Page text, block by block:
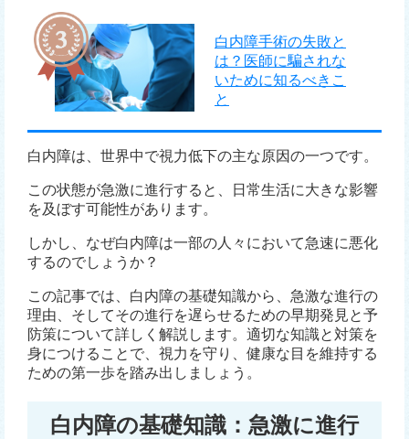
白内障手術の失敗と
は？医師に騙されな
いために知るべきこ
と
白内障は、世界中で視力低下の主な原因の一つです。
この状態が急激に進行すると、日常生活に大きな影響
を及ぼす可能性があります。
しかし、なぜ白内障は一部の人々において急速に悪化
するのでしょうか？
この記事では、白内障の基礎知識から、急激な進行の
理由、そしてその進行を遅らせるための早期発見と予
防策について詳しく解説します。適切な知識と対策を
身につけることで、視力を守り、健康な目を維持する
ための第一歩を踏み出しましょう。
白内障の基礎知識：急激に進行